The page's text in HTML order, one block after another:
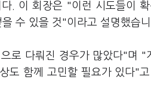
. 이 회장은 "이런 시도들이
수 있을 것"이라고 설명했습니
로 다뤄진 경우가 많았다"며 "
도 함께 고민할 필요가 있다"고